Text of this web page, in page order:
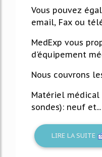
Vous pouvez
email, Fax ou
MedExp vous
d'équipement
Nous couvrons
Matériel médical
sondes): neuf et...
LIRE LA SUITE